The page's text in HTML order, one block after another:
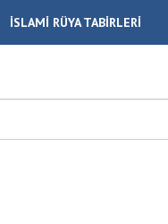
İSLAMİ RÜYA TABİRLERİ